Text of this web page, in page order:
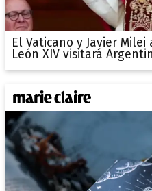
El Vaticano y Javier
León XIV visitará